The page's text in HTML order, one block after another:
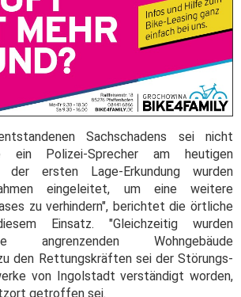
Sachschadens sei nicht
ein Polizei-Sprecher am heutigen
der ersten Lage-Erkundung wurden
eingeleitet, um eine weitere
zu verhindern", berichtet die örtliche
Einsatz. "Gleichzeitig wurden
angrenzenden Wohngebäude
den Rettungskräften sei der Störungs-
von Ingolstadt verständigt worden,
getroffen sei.